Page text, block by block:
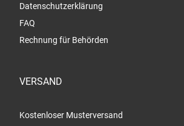
Datenschutzerklärung
FAQ
Rechnung für Behörden
VERSAND
Kostenloser Musterversand